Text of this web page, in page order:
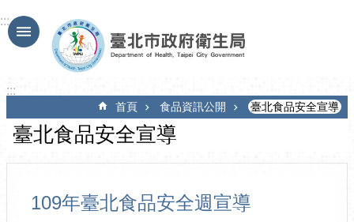
跳到主要內容區塊
:::
:::
首頁 食品資訊公開 臺北食品安全宣導
臺北食品安全宣導
109年臺北食品安全週宣導